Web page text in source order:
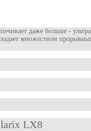
даже больше -
множеством
LX8